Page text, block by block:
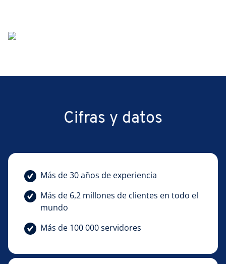
Cifras y datos
Más de 30 años de experiencia
Más de 6,2 millones de clientes en todo el
mundo
Más de 100 000 servidores